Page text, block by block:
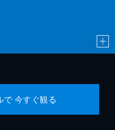
で 今すぐ観る